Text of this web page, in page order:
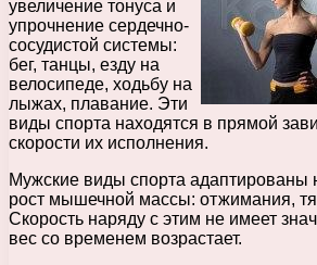
увеличение тонуса и
упрочнение сердечно-
сосудистой системы:
бег, танцы, езду на
велосипеде, ходьбу на
лыжах, плавание. Эти
виды спорта находятся в прямой
скорости их исполнения.
Мужские виды спорта адаптированы
рост мышечной массы: отжимания,
Скорость наряду с этим не имеет
вес со временем возрастает.